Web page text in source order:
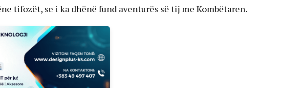
tifozët, se i ka dhënë fund aventurës së tij me Kombëtaren.